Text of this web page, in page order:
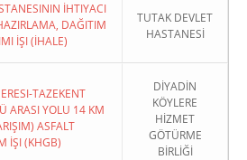
İHTIYACI
DAĞITIM
İŞI (İHALE)
TUTAK DEVLET
HASTANESİ
TAZEKENT
ARASI YOLU 14 KM
ASFALT
İŞI (KHGB)
DİYADİN
KÖYLERE
HİZMET
GÖTÜRME
BİRLİĞİ